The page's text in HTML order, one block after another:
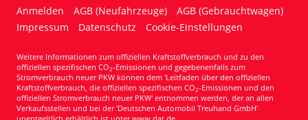
Anmelden AGB (Neufahrzeuge)
AGB (Gebrauchtwagen)
Impressum
Datenschutz Cookie-Einstellungen
Weitere Informationen zum offiziellen Kraftstoffverbrauch und zu den
offiziellen spezifischen CO2-Emissionen und gegebenenfalls zum
Stromverbrauch neuer PKW können dem 'Leitfaden über den offiziellen
Kraftstoffverbrauch, die offiziellen spezifischen CO2-Emissionen und den
offiziellen Stromverbrauch neuer PKW' entnommen werden, der an allen
Verkaufsstellen und bei der 'Deutschen Automobil Treuhand GmbH'